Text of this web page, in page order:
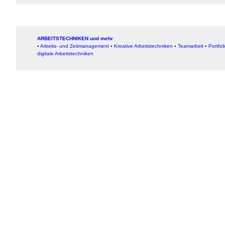
ARBEITSTECHNIKEN und mehr
▪ Arbeits- und Zeitmanagement ▪ Kreative Arbeitstechniken ▪ Teamarbeit ▪
digitale Arbeitstechniken